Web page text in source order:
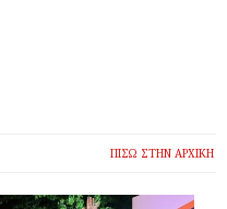
ΠΙΣΩ ΣΤΗΝ ΑΡΧΙΚΗ